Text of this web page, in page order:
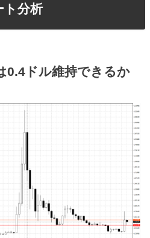
ト分析
0.4ドル維持できるか